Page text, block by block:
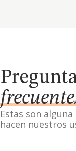
Estas son
hacen nuestros